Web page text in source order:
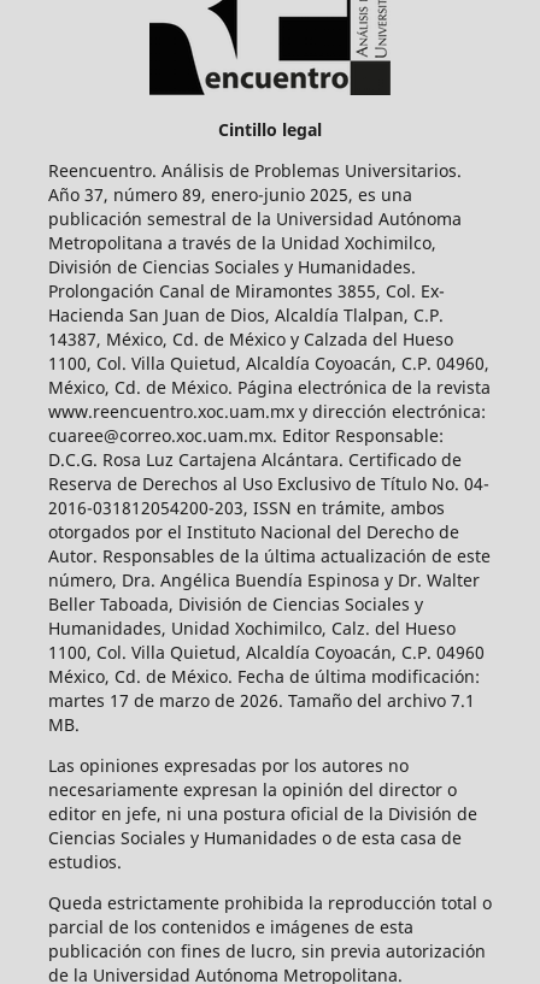
Cintillo legal
Reencuentro. Análisis de Problemas Universitarios.
Año 37, número 89, enero-junio 2025, es una
publicación semestral de la Universidad Autónoma
Metropolitana a través de la Unidad Xochimilco,
División de Ciencias Sociales y Humanidades.
Prolongación Canal de Miramontes 3855, Col. Ex-
Hacienda San Juan de Dios, Alcaldía Tlalpan, C.P.
14387, México, Cd. de México y Calzada del Hueso
1100, Col. Villa Quietud, Alcaldía Coyoacán, C.P. 04960,
México, Cd. de México. Página electrónica de la revista
www.reencuentro.xoc.uam.mx y dirección electrónica:
cuaree@correo.xoc.uam.mx. Editor Responsable:
D.C.G. Rosa Luz Cartajena Alcántara. Certificado de
Reserva de Derechos al Uso Exclusivo de Título No. 04-
2016-031812054200-203, ISSN en trámite, ambos
otorgados por el Instituto Nacional del Derecho de
Autor. Responsables de la última actualización de este
número, Dra. Angélica Buendía Espinosa y Dr. Walter
Beller Taboada, División de Ciencias Sociales y
Humanidades, Unidad Xochimilco, Calz. del Hueso
1100, Col. Villa Quietud, Alcaldía Coyoacán, C.P. 04960
México, Cd. de México. Fecha de última modificación:
martes 17 de marzo de 2026. Tamaño del archivo 7.1
MB.
Las opiniones expresadas por los autores no
necesariamente expresan la opinión del director o
editor en jefe, ni una postura oficial de la División de
Ciencias Sociales y Humanidades o de esta casa de
estudios.
Queda estrictamente prohibida la reproducción total o
parcial de los contenidos e imágenes de esta
publicación con fines de lucro, sin previa autorización
de la Universidad Autónoma Metropolitana.